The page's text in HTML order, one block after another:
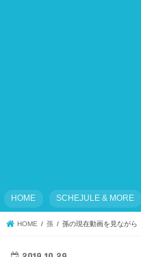
HOME SCHEJULE & MORE
HOME 孫 孫の現在動画を見ながら